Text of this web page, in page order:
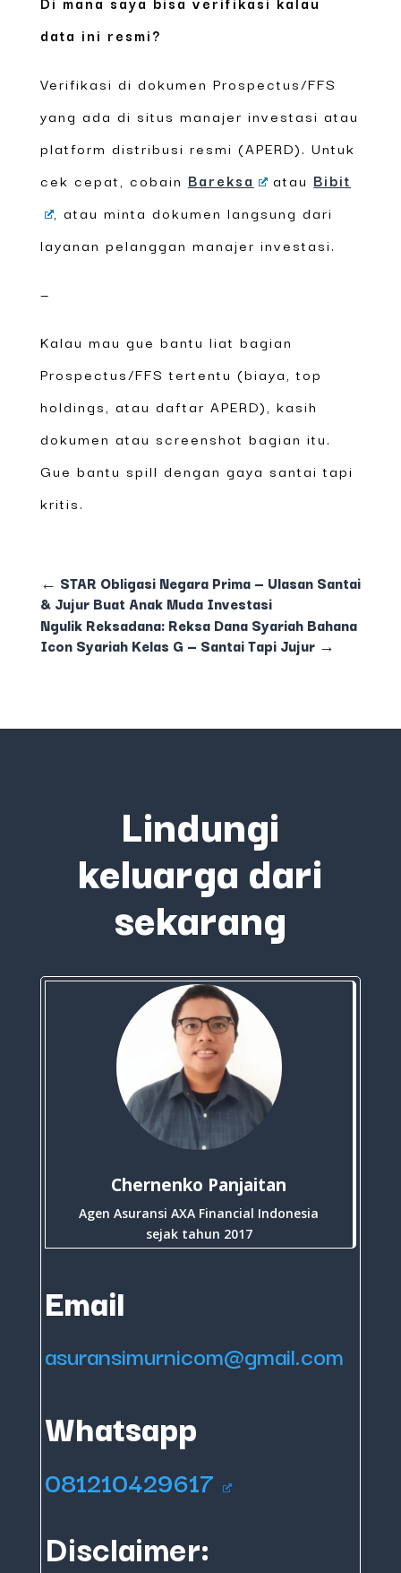
data ini resmi?
Verifikasi di dokumen Prospectus/FFS
yang ada di situs manajer investasi atau
platform distribusi resmi (APERD). Untuk
cek cepat, cobain Bareksa atau Bibit
, atau minta dokumen langsung dari
layanan pelanggan manajer investasi.
—
Kalau mau gue bantu liat bagian
Prospectus/FFS tertentu (biaya, top
holdings, atau daftar APERD), kasih
dokumen atau screenshot bagian itu.
Gue bantu spill dengan gaya santai tapi
kritis.
← STAR Obligasi Negara Prima — Ulasan Santai
& Jujur Buat Anak Muda Investasi
Ngulik Reksadana: Reksa Dana Syariah Bahana
Icon Syariah Kelas G — Santai Tapi Jujur→
Lindungi
keluarga dari
sekarang
Chernenko Panjaitan
Agen Asuransi AXA Financial Indonesia
sejak tahun 2017
Email
asuransimurnicom@gmail.com
Whatsapp
081210429617
Disclaimer: